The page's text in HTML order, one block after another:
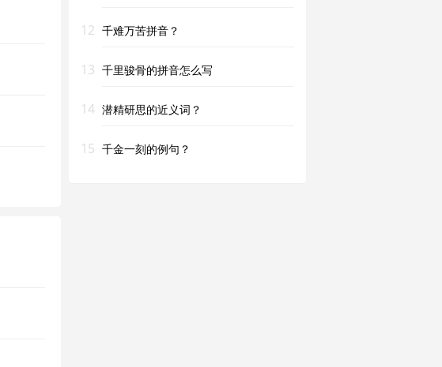
12 千难万苦拼音？
13 千里骏骨的拼音怎么写
14 潜精研思的近义词？
15 千金一刻的例句？